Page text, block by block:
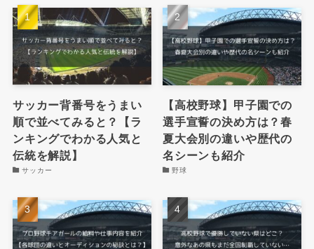
サッカー背番号をうまい
順で並べてみると？【ラ
ンキングでわかる人気と
伝統を解説】
サッカー
【高校野球】甲子園での
選手宣誓の決め方は？春
夏大会別の違いや歴代の
名シーンも紹介
野球